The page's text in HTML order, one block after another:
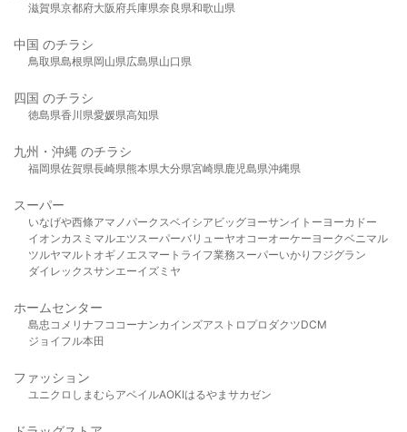
滋賀県京都府大阪府兵庫県奈良県和歌山県
中国 のチラシ
鳥取県島根県岡山県広島県山口県
四国 のチラシ
徳島県香川県愛媛県高知県
九州・沖縄 のチラシ
福岡県佐賀県長崎県熊本県大分県宮崎県鹿児島県沖縄県
スーパー
いなげや西條アマノパークスベイシア ビッグヨーサンイトーヨーカドー
イオンカスミ マルエツスーパーバリューヤオコーオーケー ヨークベニマル
ツルヤマルト オギノ エスマート ライフ業務スーパーいかり フジグラン
ダイレックスサンエーイズミヤ
ホームセンター
島忠 コメリ ナフコ コーナンカインズアストロプロダクツDCM
ジョイフル本田
ファッション
ユニクロ しまむら アベイルAOKIはるやま サカゼン